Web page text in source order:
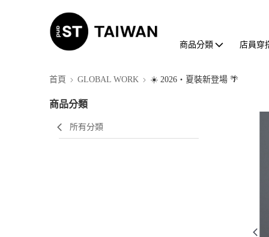
商品分類 店員穿
首頁 GLOBAL WORK ☀️ 2026・夏裝新登場 🌴
商品分類
所有分類